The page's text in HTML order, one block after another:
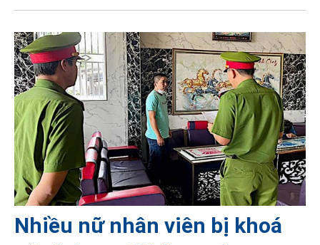
Nhiều nữ nhân viên bị khoá